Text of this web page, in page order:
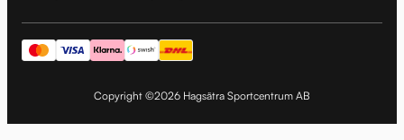
Copyright ©2026 Hagsätra Sportcentrum AB